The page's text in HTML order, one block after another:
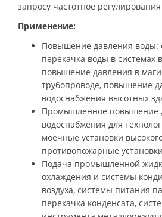
запросу частотное
Применение:
Повышение давления воды:
перекачка воды в системах
повышение давления в
трубопроводе, повышение
водоснабжения высотных
Промышленное повышение
водоснабжения для
моечные установки
противопожарные
Подача промышленной
охлаждения и системы
воздуха, системы питания
перекачка конденсата,